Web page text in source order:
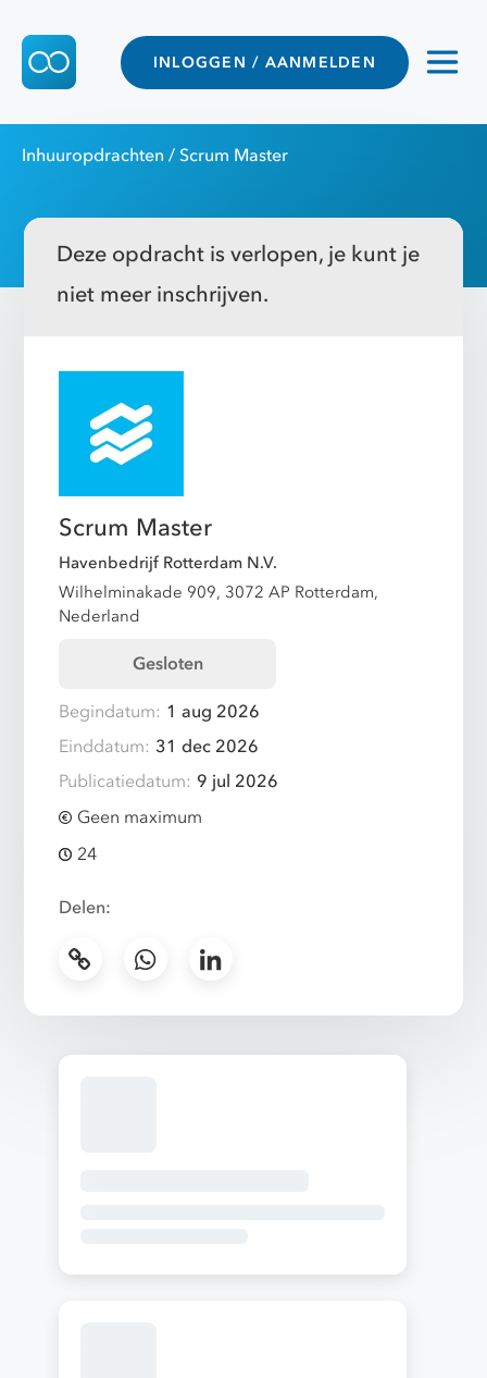
INLOGGEN / AANMELDEN
Inhuuropdrachten / Scrum Master
Deze opdracht is verlopen, je kunt je
niet meer inschrijven.
Scrum Master
Havenbedrijf Rotterdam N.V.
Wilhelminakade 909, 3072 AP Rotterdam,
Nederland
Gesloten
Begindatum: 1 aug 2026
Einddatum: 31 dec 2026
Publicatiedatum: 9 jul 2026
Geen maximum
24
Delen: